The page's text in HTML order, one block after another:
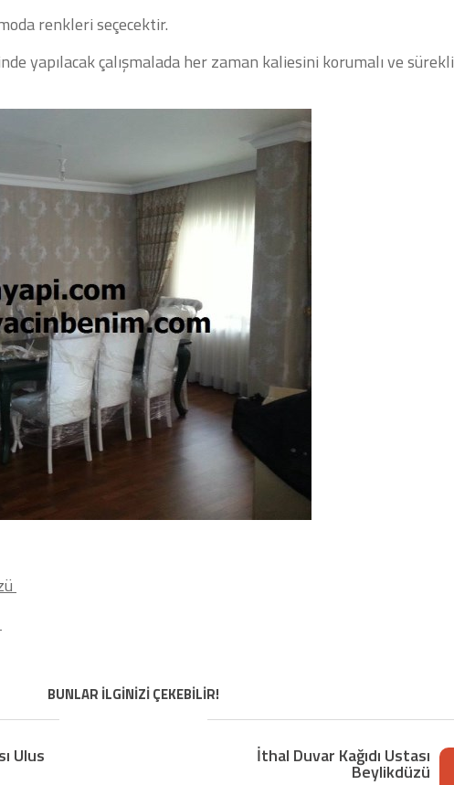
renkleri seçecektir.
yapılacak çalışmalada her zaman kaliesini korumalı ve sürekli
BUNLAR İLGİNİZİ ÇEKEBİLİR!
Ulus İthal Duvar Kağıdı Ustası
Beylikdüzü